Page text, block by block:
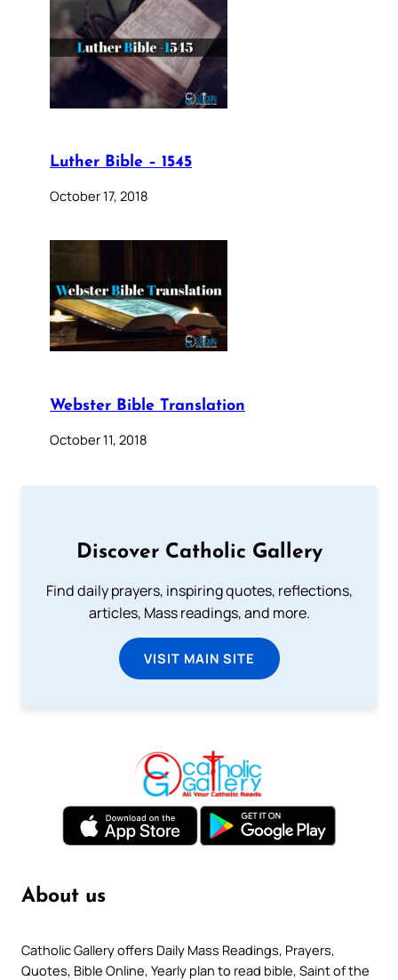
Luther Bible – 1545
October 17, 2018
Webster Bible Translation
October 11, 2018
Discover Catholic Gallery
Find daily prayers, inspiring quotes, reflections,
articles, Mass readings, and more.
VISIT MAIN SITE
About us
Catholic Gallery offers Daily Mass Readings, Prayers,
Quotes, Bible Online, Yearly plan to read bible, Saint of the